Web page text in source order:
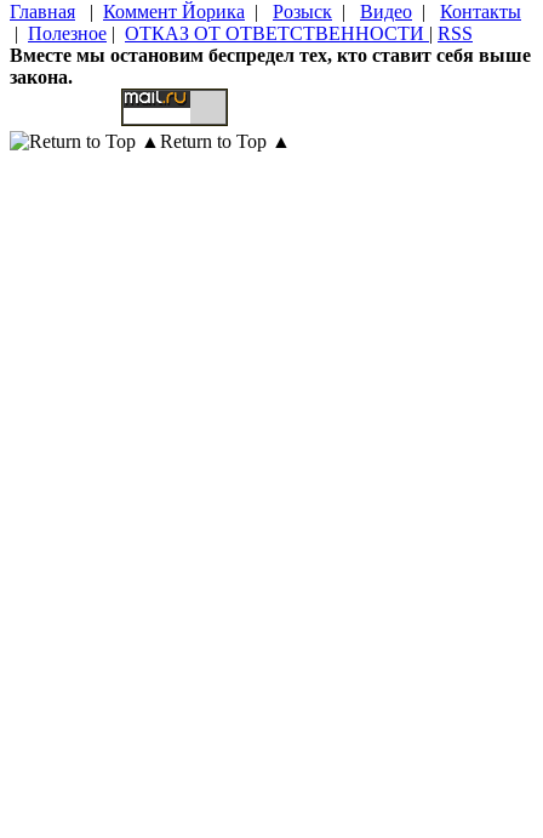
Главная | Коммент Йорика | Розыск | Видео | Контакты
| Полезное | ОТКАЗ ОТ ОТВЕТСТВЕННОСТИ | RSS
Вместе мы остановим беспредел тех, кто ставит себя выше
закона.
Return to Top ▲